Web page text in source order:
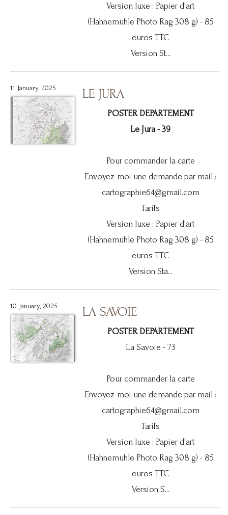
Version luxe : Papier d'art
(Hahnemühle Photo Rag 308 g) - 85
euros TTC
Version St...
11 January, 2025 LE JURA
POSTER DEPARTEMENT
Le Jura - 39
Pour commander la carte
Envoyez-moi une demande par mail :
cartographie64@gmail.com
Tarifs
Version luxe : Papier d'art
(Hahnemühle Photo Rag 308 g) - 85
euros TTC
Version Sta...
10 January, 2025 LA SAVOIE
POSTER DEPARTEMENT
La Savoie - 73
Pour commander la carte
Envoyez-moi une demande par mail :
cartographie64@gmail.com
Tarifs
Version luxe : Papier d'art
(Hahnemühle Photo Rag 308 g) - 85
euros TTC
Version S...